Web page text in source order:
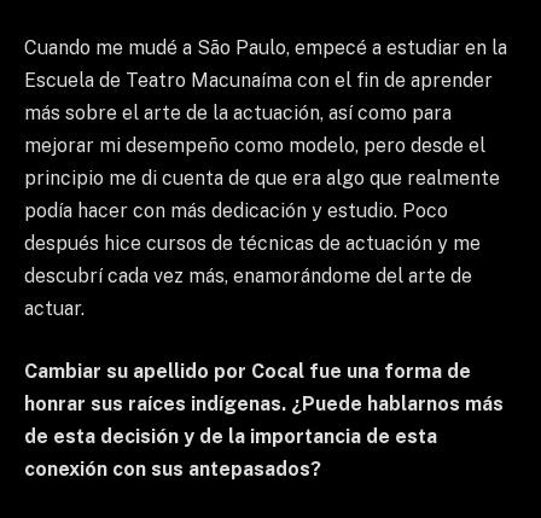
Cuando me mudé a São Paulo, empecé a estudiar en la
Escuela de Teatro Macunaíma con el fin de aprender
más sobre el arte de la actuación, así como para
mejorar mi desempeño como modelo, pero desde el
principio me di cuenta de que era algo que realmente
podía hacer con más dedicación y estudio. Poco
después hice cursos de técnicas de actuación y me
descubrí cada vez más, enamorándome del arte de
actuar.
Cambiar su apellido por Cocal fue una forma de
honrar sus raíces indígenas. ¿Puede hablarnos más
de esta decisión y de la importancia de esta
conexión con sus antepasados?